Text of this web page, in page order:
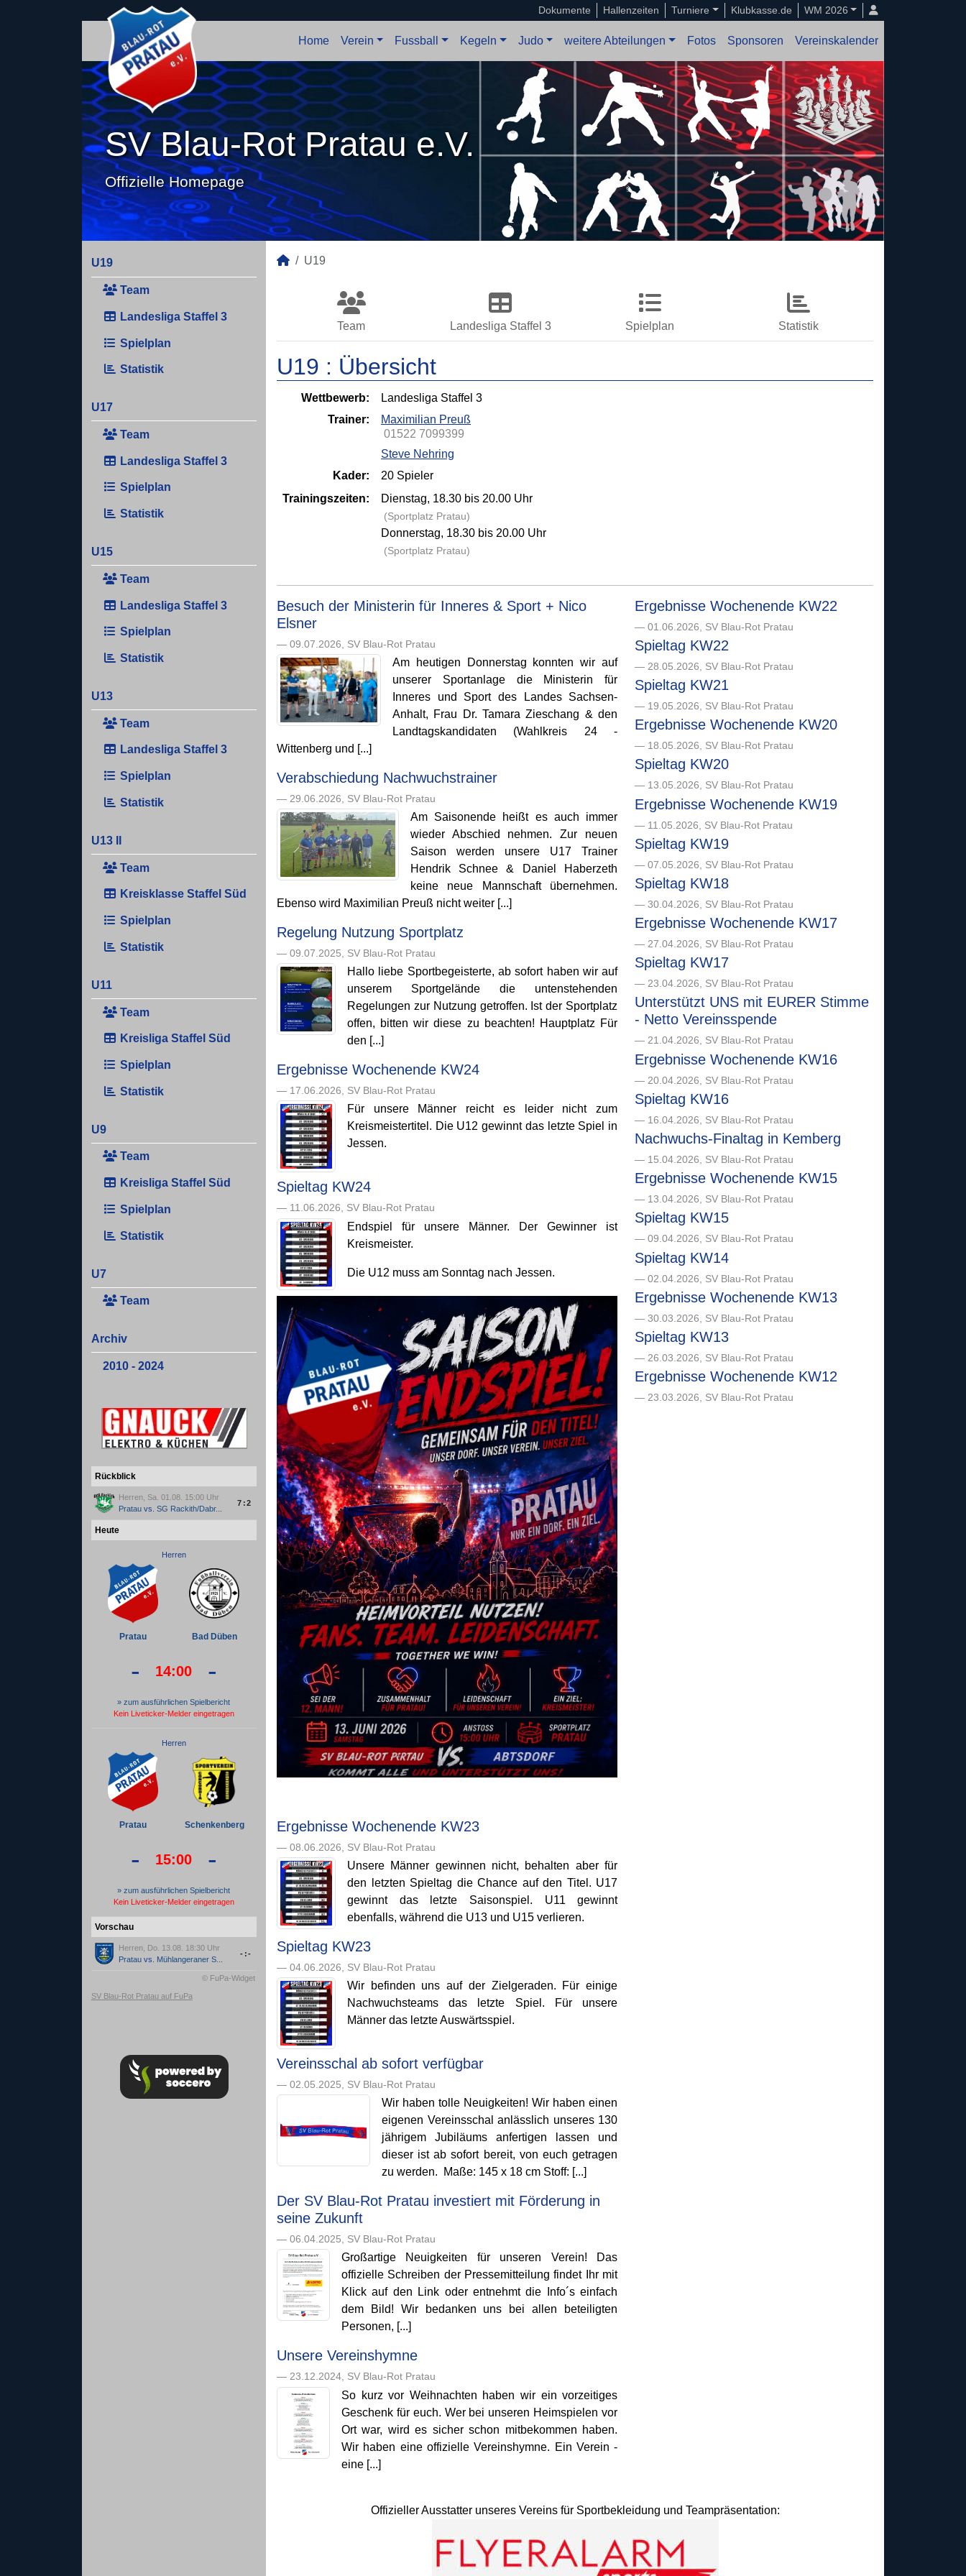
Dokumente Hallenzeiten Turniere Klubkasse.de WM 2026
Home Verein Fussball Kegeln Judo weitere Abteilungen Fotos Sponsoren Vereinskalender
SV Blau-Rot Pratau e.V.
Offizielle Homepage
U19
Team
Landesliga Staffel 3
Spielplan
Statistik
U17
Team
Landesliga Staffel 3
Spielplan
Statistik
U15
Team
Landesliga Staffel 3
Spielplan
Statistik
U13
Team
Landesliga Staffel 3
Spielplan
Statistik
U13 II
Team
Kreisklasse Staffel Süd
Spielplan
Statistik
U11
Team
Kreisliga Staffel Süd
Spielplan
Statistik
U9
Team
Kreisliga Staffel Süd
Spielplan
Statistik
U7
Team
Archiv
2010 - 2024
Rückblick
Herren, Sa. 01.08. 15:00 Uhr
Pratauvs. SG Rackith/Dabr...
7:2
Heute
Herren
Pratau Bad Düben
- 14:00 -
» zum ausführlichen Spielbericht
Kein Liveticker-Melder eingetragen
Herren
Pratau Schenkenberg
- 15:00 -
» zum ausführlichen Spielbericht
Kein Liveticker-Melder eingetragen
Vorschau
Herren, Do. 13.08. 18:30 Uhr
Pratauvs. Mühlangeraner S...
-:-
© FuPa-Widget
SV Blau-Rot Pratau auf FuPa
U19
Team Landesliga Staffel 3 Spielplan Statistik
U19 : Übersicht
Wettbewerb:
Landesliga Staffel 3
Trainer:
Maximilian Preuß
01522 7099399
Steve Nehring
Kader:
20 Spieler
Trainingszeiten:
Dienstag, 18.30 bis 20.00 Uhr
(Sportplatz Pratau)
Donnerstag, 18.30 bis 20.00 Uhr
(Sportplatz Pratau)
Besuch der Ministerin für Inneres & Sport + Nico
Elsner
— 09.07.2026, SV Blau-Rot Pratau
Am heutigen Donnerstag konnten wir auf
unserer Sportanlage die Ministerin für
Inneres und Sport des Landes Sachsen-
Anhalt, Frau Dr. Tamara Zieschang & den
Landtagskandidaten (Wahlkreis 24 -
Wittenberg und [...]
Verabschiedung Nachwuchstrainer
— 29.06.2026, SV Blau-Rot Pratau
Am Saisonende heißt es auch immer
wieder Abschied nehmen. Zur neuen
Saison werden unsere U17 Trainer
Hendrik Schnee & Daniel Haberzeth
keine neue Mannschaft übernehmen.
Ebenso wird Maximilian Preuß nicht weiter [...]
Regelung Nutzung Sportplatz
— 09.07.2025, SV Blau-Rot Pratau
Hallo liebe Sportbegeisterte, ab sofort haben wir auf
unserem Sportgelände die untenstehenden
Regelungen zur Nutzung getroffen. Ist der Sportplatz
offen, bitten wir diese zu beachten! Hauptplatz Für
den [...]
Ergebnisse Wochenende KW24
— 17.06.2026, SV Blau-Rot Pratau
Für unsere Männer reicht es leider nicht zum
Kreismeistertitel. Die U12 gewinnt das letzte Spiel in
Jessen.
Spieltag KW24
— 11.06.2026, SV Blau-Rot Pratau
Endspiel für unsere Männer. Der Gewinner ist
Kreismeister.
Die U12 muss am Sonntag nach Jessen.
Ergebnisse Wochenende KW23
— 08.06.2026, SV Blau-Rot Pratau
Unsere Männer gewinnen nicht, behalten aber für
den letzten Spieltag die Chance auf den Titel. U17
gewinnt das letzte Saisonspiel. U11 gewinnt
ebenfalls, während die U13 und U15 verlieren.
Spieltag KW23
— 04.06.2026, SV Blau-Rot Pratau
Wir befinden uns auf der Zielgeraden. Für einige
Nachwuchsteams das letzte Spiel. Für unsere
Männer das letzte Auswärtsspiel.
Vereinsschal ab sofort verfügbar
— 02.05.2025, SV Blau-Rot Pratau
Wir haben tolle Neuigkeiten! Wir haben einen
eigenen Vereinsschal anlässlich unseres 130
jährigem Jubiläums anfertigen lassen und
dieser ist ab sofort bereit, von euch getragen
zu werden. Maße: 145 x 18 cm Stoff: [...]
Der SV Blau-Rot Pratau investiert mit Förderung in
seine Zukunft
— 06.04.2025, SV Blau-Rot Pratau
Großartige Neuigkeiten für unseren Verein! Das
offizielle Schreiben der Pressemitteilung findet Ihr mit
Klick auf den Link oder entnehmt die Info´s einfach
dem Bild! Wir bedanken uns bei allen beteiligten
Personen, [...]
Unsere Vereinshymne
— 23.12.2024, SV Blau-Rot Pratau
So kurz vor Weihnachten haben wir ein vorzeitiges
Geschenk für euch. Wer bei unseren Heimspielen vor
Ort war, wird es sicher schon mitbekommen haben.
Wir haben eine offizielle Vereinshymne. Ein Verein -
eine [...]
Ergebnisse Wochenende KW22
— 01.06.2026, SV Blau-Rot Pratau
Spieltag KW22
— 28.05.2026, SV Blau-Rot Pratau
Spieltag KW21
— 19.05.2026, SV Blau-Rot Pratau
Ergebnisse Wochenende KW20
— 18.05.2026, SV Blau-Rot Pratau
Spieltag KW20
— 13.05.2026, SV Blau-Rot Pratau
Ergebnisse Wochenende KW19
— 11.05.2026, SV Blau-Rot Pratau
Spieltag KW19
— 07.05.2026, SV Blau-Rot Pratau
Spieltag KW18
— 30.04.2026, SV Blau-Rot Pratau
Ergebnisse Wochenende KW17
— 27.04.2026, SV Blau-Rot Pratau
Spieltag KW17
— 23.04.2026, SV Blau-Rot Pratau
Unterstützt UNS mit EURER Stimme
- Netto Vereinsspende
— 21.04.2026, SV Blau-Rot Pratau
Ergebnisse Wochenende KW16
— 20.04.2026, SV Blau-Rot Pratau
Spieltag KW16
— 16.04.2026, SV Blau-Rot Pratau
Nachwuchs-Finaltag in Kemberg
— 15.04.2026, SV Blau-Rot Pratau
Ergebnisse Wochenende KW15
— 13.04.2026, SV Blau-Rot Pratau
Spieltag KW15
— 09.04.2026, SV Blau-Rot Pratau
Spieltag KW14
— 02.04.2026, SV Blau-Rot Pratau
Ergebnisse Wochenende KW13
— 30.03.2026, SV Blau-Rot Pratau
Spieltag KW13
— 26.03.2026, SV Blau-Rot Pratau
Ergebnisse Wochenende KW12
— 23.03.2026, SV Blau-Rot Pratau
Offizieller Ausstatter unseres Vereins für Sportbekleidung und Teampräsentation: